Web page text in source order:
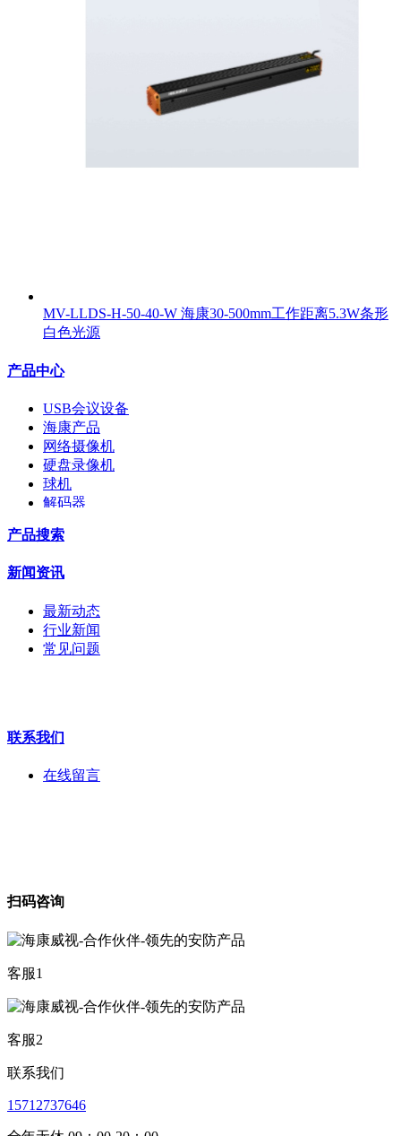
MV-LLDS-H-50-40-W 海康30-500mm工作距离5.3W条形
白色光源
产品中心
USB会议设备
海康产品
网络摄像机
硬盘录像机
球机
解码器
配件
拼接屏
安检门
工程宝
海康机器人
产品搜索
新闻资讯
最新动态
行业新闻
常见问题
联系我们
在线留言
扫码咨询
客服1
客服2
联系我们
15712737646